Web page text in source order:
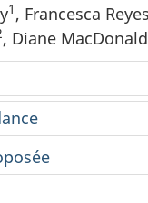
1 , Francesca
, Diane MacDonald